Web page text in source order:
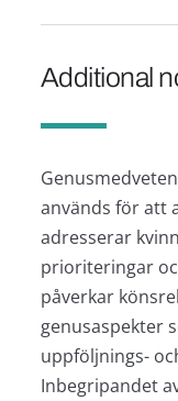
Additional
används för att
adresserar
prioriteringar
påverkar
genusaspekter
uppföljnings-
Inbegripandet